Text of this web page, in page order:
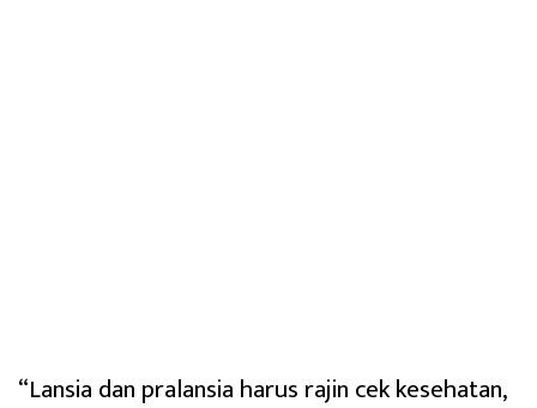
“Lansia dan pralansia harus rajin cek kesehatan,